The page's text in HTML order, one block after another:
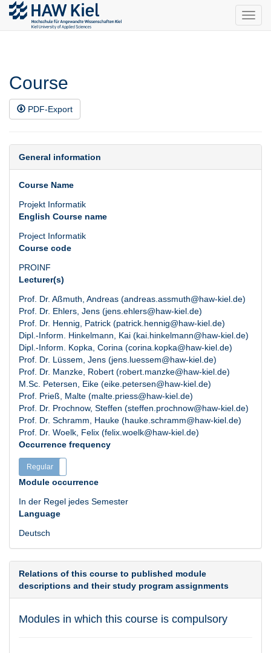
Course
PDF-Export
General information
Course Name
Projekt Informatik
English Course name
Project Informatik
Course code
PROINF
Lecturer(s)
Prof. Dr. Aßmuth, Andreas (andreas.assmuth@haw-kiel.de)
Prof. Dr. Ehlers, Jens (jens.ehlers@haw-kiel.de)
Prof. Dr. Hennig, Patrick (patrick.hennig@haw-kiel.de)
Dipl.-Inform. Hinkelmann, Kai (kai.hinkelmann@haw-kiel.de)
Dipl.-Inform. Kopka, Corina (corina.kopka@haw-kiel.de)
Prof. Dr. Lüssem, Jens (jens.luessem@haw-kiel.de)
Prof. Dr. Manzke, Robert (robert.manzke@haw-kiel.de)
M.Sc. Petersen, Eike (eike.petersen@haw-kiel.de)
Prof. Prieß, Malte (malte.priess@haw-kiel.de)
Prof. Dr. Prochnow, Steffen (steffen.prochnow@haw-kiel.de)
Prof. Dr. Schramm, Hauke (hauke.schramm@haw-kiel.de)
Prof. Dr. Woelk, Felix (felix.woelk@haw-kiel.de)
Occurrence frequency
Regular
Module occurrence
In der Regel jedes Semester
Language
Deutsch
Relations of this course to published module
descriptions and their study program assignments
Modules in which this course is compulsory